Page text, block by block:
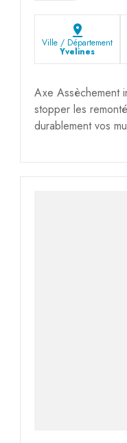
pin_drop
Ville / Département
Yvelines
Axe Assèchement
stopper les
durablement vos